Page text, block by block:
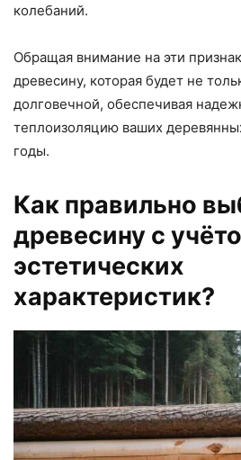
колебаний.
Обращая внимание на эти
древесину, которая будет не
долговечной, обеспечивая
теплоизоляцию ваших
годы.
Как правильно
древесину с
эстетических
характеристик?